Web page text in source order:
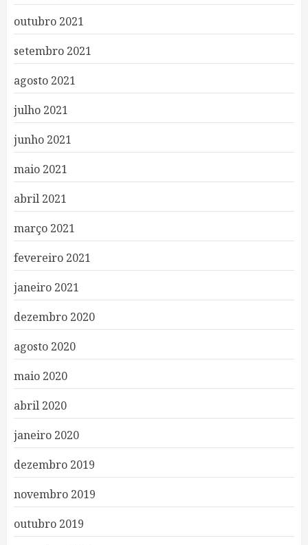
outubro 2021
setembro 2021
agosto 2021
julho 2021
junho 2021
maio 2021
abril 2021
março 2021
fevereiro 2021
janeiro 2021
dezembro 2020
agosto 2020
maio 2020
abril 2020
janeiro 2020
dezembro 2019
novembro 2019
outubro 2019